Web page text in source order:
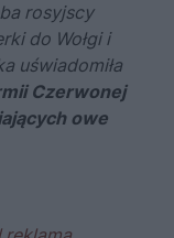
rosyjscy
do Wołgi i
uświadomiła
Czerwonej
owe